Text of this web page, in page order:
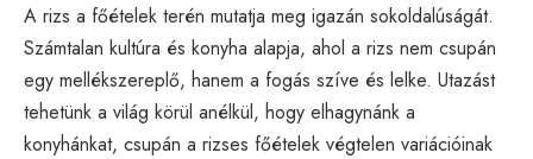
A rizs a főételek terén mutatja meg igazán sokoldalúságát.
Számtalan kultúra és konyha alapja, ahol a rizs nem csupán
egy mellékszereplő, hanem a fogás szíve és lelke. Utazást
tehetünk a világ körül anélkül, hogy elhagynánk a
konyhánkat, csupán a rizses főételek végtelen variációinak